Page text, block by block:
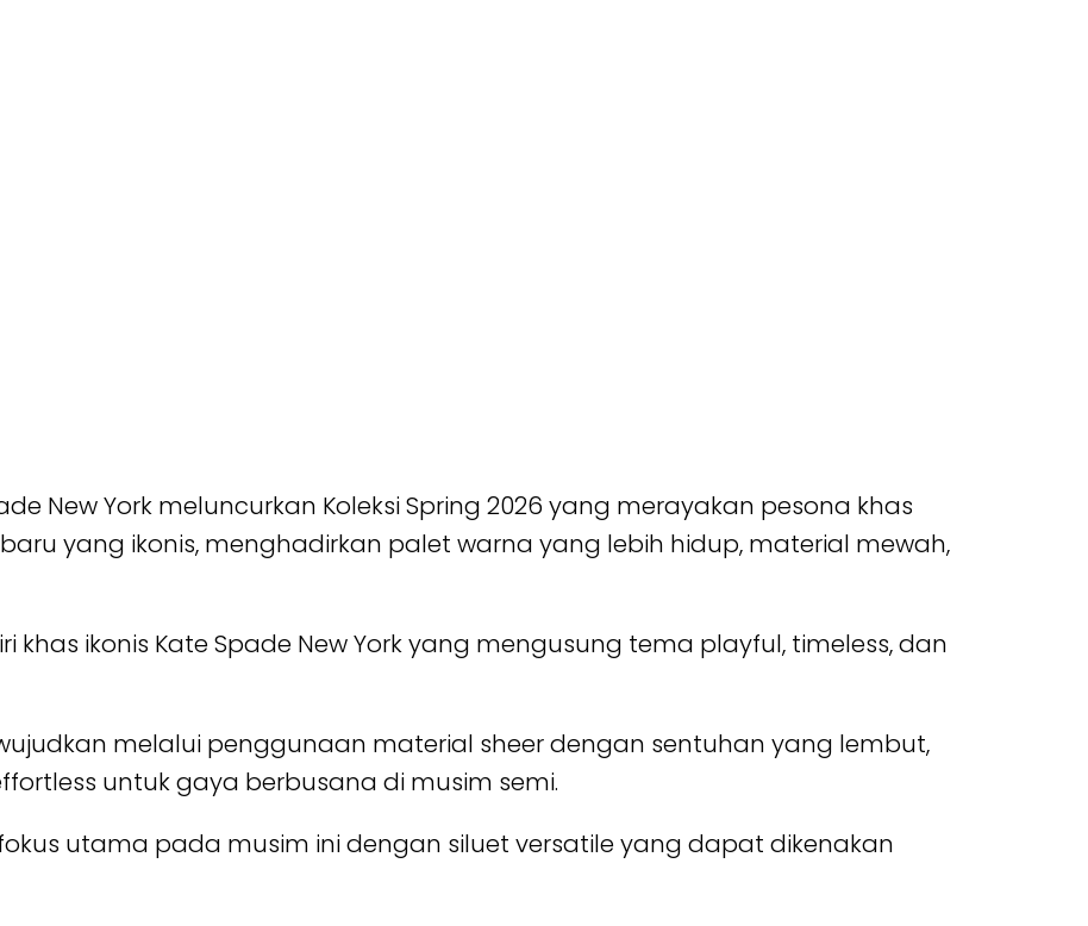
New York meluncurkan Koleksi Spring 2026 yang merayakan pesona khas
yang ikonis, menghadirkan palet warna yang lebih hidup, material mewah,
khas ikonis Kate Spade New York yang mengusung tema playful, timeless, dan
melalui penggunaan material sheer dengan sentuhan yang lembut,
untuk gaya berbusana di musim semi.
utama pada musim ini dengan siluet versatile yang dapat dikenakan